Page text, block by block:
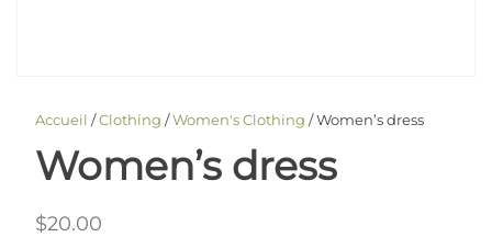
Accueil /Clothing /Women's Clothing / Women’s dress
Women’s dress
$20.00